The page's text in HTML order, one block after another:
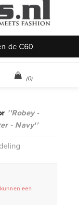
Uniek aanbod
(0)
Robey -
- Navy
een